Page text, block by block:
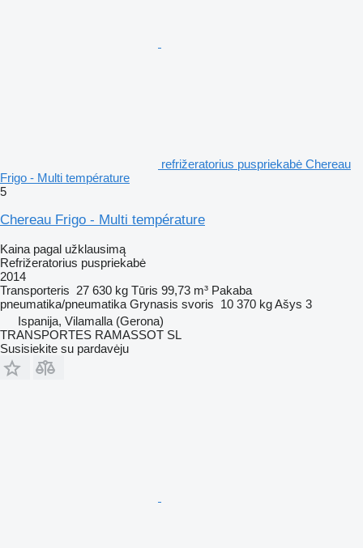
refrižeratorius puspriekabė Chereau
Frigo - Multi température
5
Chereau Frigo - Multi température
Kaina pagal užklausimą
Refrižeratorius puspriekabė
2014
Transporteris 27 630 kg Tūris 99,73 m³ Pakaba
pneumatika/pneumatika Grynasis svoris 10 370 kgAšys 3
Ispanija, Vilamalla (Gerona)
TRANSPORTES RAMASSOT SL
Susisiekite su pardavėju